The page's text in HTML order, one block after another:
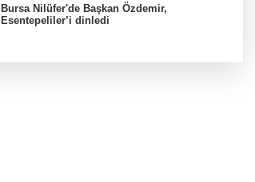
Bursa Nilüfer'de Başkan Özdemir,
Esentepeliler’i dinledi